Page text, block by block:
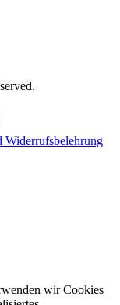
Widerrufsbelehrung
wir Cookies